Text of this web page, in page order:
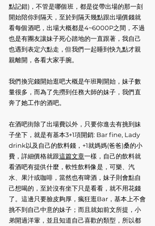
點記錯)，不管是哪個班，都是從帶出場的那一刻
開始陪你到隔天，至於到隔天幾點跟出場價錢就
看每個酒吧，出場大概都是4~6000P之間，不過
也是有團友讓妹子死心踏地的一直跟著，我自己
也遇到表定六點走，但我們一起睡到快九點才親
親離開，各看大家手腕。
我們換完錢開始逛吧大概是午班剛開始，妹子數
量很多，而為了先撈到任務大師的妹子，我們直
奔了她工作的酒吧。
在酒吧街除了出場費以外，只要你進去有挑到妹
子坐下，就是有基本3+1項開銷: Bar fine, Lady
drink以及自己的飲料錢，+1就媽媽(爸爸)桑的小
費，詳細價格就跟這篇文章一樣，自己的飲料就
看酒吧有提供什麼，軟性飲料像是，可樂、汽
水、果汁或咖啡，當然也有啤酒，妹子則會點自
己想喝的，至於沒有坐下只是看看，就不用花錢
了。這邊只要臉皮夠厚，瘋狂逛Bar，基本上不會
挑不到自己中意的妹子；而且就如前文所提，小
弟開過洋葷，並且知道自己喜歡的類型，所以都